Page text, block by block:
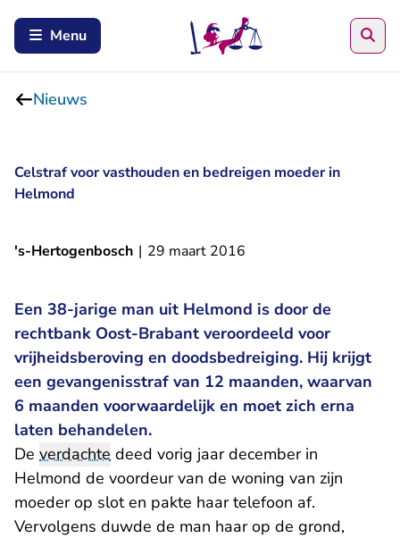
Menu
Nieuws
Celstraf voor vasthouden en bedreigen moeder in
Helmond
's-Hertogenbosch | 29 maart 2016
Een 38-jarige man uit Helmond is door de
rechtbank Oost-Brabant veroordeeld voor
vrijheidsberoving en doodsbedreiging. Hij krijgt
een gevangenisstraf van 12 maanden, waarvan
6 maanden voorwaardelijk en moet zich erna
laten behandelen.
De verdachte deed vorig jaar december in
Helmond de voordeur van de woning van zijn
moeder op slot en pakte haar telefoon af.
Vervolgens duwde de man haar op de grond,